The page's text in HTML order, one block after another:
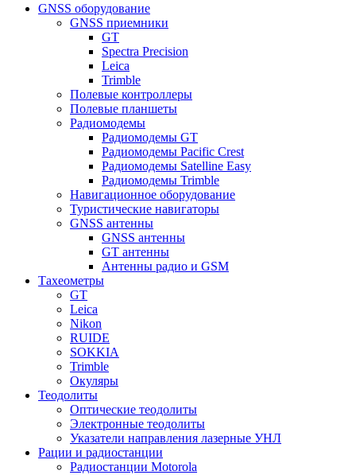
GNSS оборудование
GNSS приемники
GT
Spectra Precision
Leica
Trimble
Полевые контроллеры
Полевые планшеты
Радиомодемы
Радиомодемы GT
Радиомодемы Pacific Crest
Радиомодемы Satelline Easy
Радиомодемы Trimble
Навигационное оборудование
Туристические навигаторы
GNSS антенны
GNSS антенны
GT антенны
Антенны радио и GSM
Тахеометры
GT
Leica
Nikon
RUIDE
SOKKIA
Trimble
Окуляры
Теодолиты
Оптические теодолиты
Электронные теодолиты
Указатели направления лазерные УНЛ
Рации и радиостанции
Радиостанции Motorola